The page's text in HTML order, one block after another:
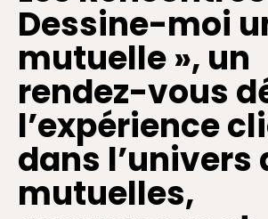
Dessine-moi
mutuelle », un
rendez-vous
l’expérience
dans l’univers
mutuelles,